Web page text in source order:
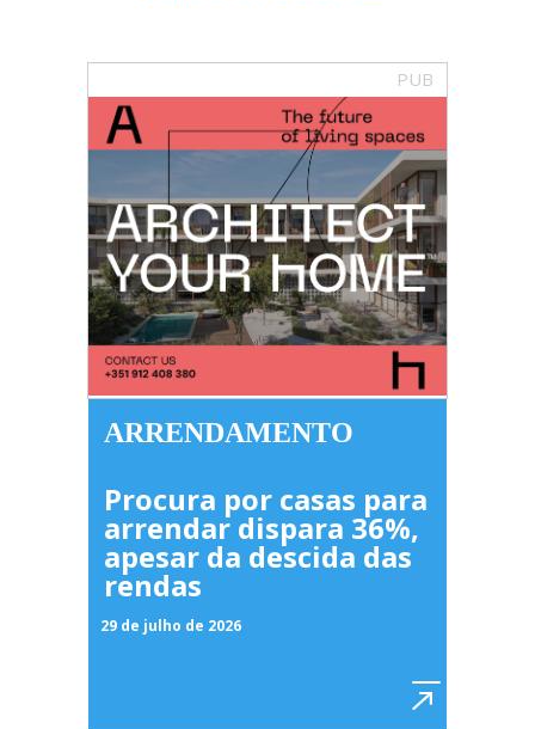
PUB
ARRENDAMENTO
Procura por casas para
arrendar dispara 36%,
apesar da descida das
rendas
29 de julho de 2026